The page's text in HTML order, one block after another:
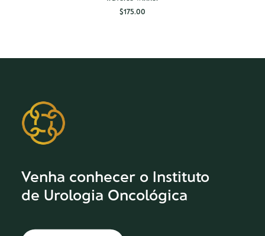
$175.00
Venha conhecer o Instituto
de Urologia Oncológica